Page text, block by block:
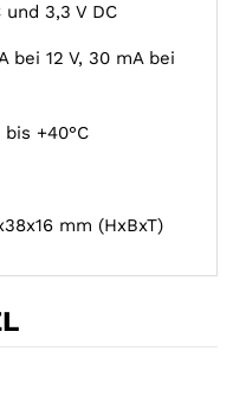
3,3 V DC
bei 12 V, 30 mA bei
+40°C
mm (HxBxT)